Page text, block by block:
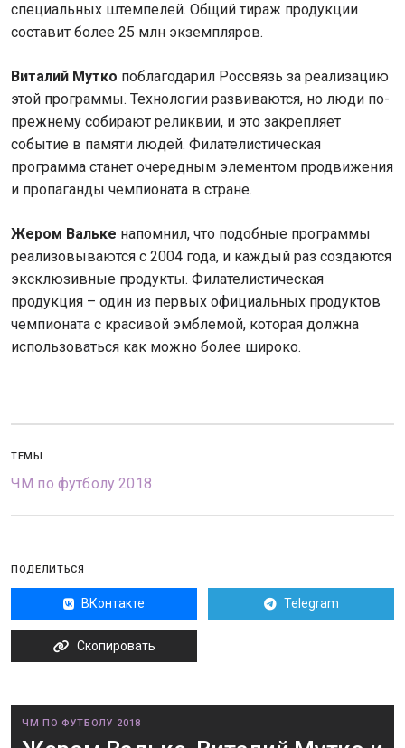
специальных штемпелей. Общий тираж продукции
составит более 25 млн экземпляров.
Виталий Мутко поблагодарил Россвязь за реализацию
этой программы. Технологии развиваются, но люди по-
прежнему собирают реликвии, и это закрепляет
событие в памяти людей. Филателистическая
программа станет очередным элементом продвижения
и пропаганды чемпионата в стране.
Жером Вальке напомнил, что подобные программы
реализовываются с 2004 года, и каждый раз создаются
эксклюзивные продукты. Филателистическая
продукция – один из первых официальных продуктов
чемпионата с красивой эмблемой, которая должна
использоваться как можно более широко.
ТЕМЫ
ЧМ по футболу 2018
ПОДЕЛИТЬСЯ
ВКонтакте Telegram
Скопировать
ЧМ ПО ФУТБОЛУ 2018